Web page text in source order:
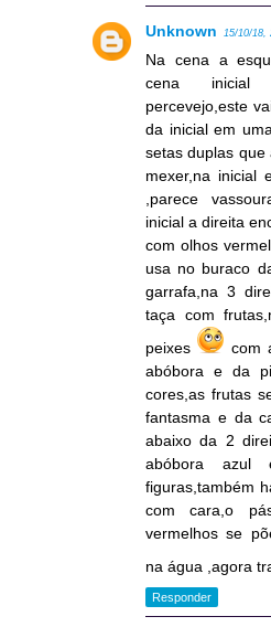
Unknown 15/10/18,
Na cena a
cena inicial
percevejo,este
da inicial em
setas duplas
mexer,na inicial
,parece
inicial a direita
com olhos
usa no buraco
garrafa,na 3
taça com
peixes
com
abóbora e da
cores,as frutas
fantasma e da
abaixo da 2
abóbora
figuras,também
com cara,o
vermelhos se
na água ,agora
Responder